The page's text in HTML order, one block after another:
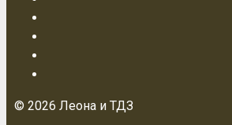
© 2026 Леона и ТДЗ